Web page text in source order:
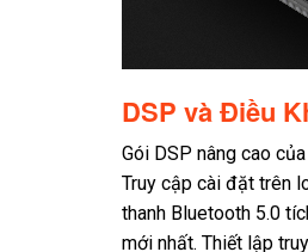
DSP và Điều
Gói DSP nâng cao
Truy cập cài đặt trên
thanh Bluetooth 5.0
mới nhất. Thiết lập